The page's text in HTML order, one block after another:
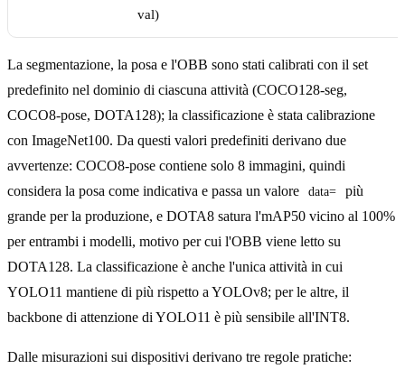
val)
La segmentazione, la posa e l'OBB sono stati calibrati con il set
predefinito nel dominio di ciascuna attività (COCO128-seg,
COCO8-pose, DOTA128); la classificazione è stata calibrazione
con ImageNet100. Da questi valori predefiniti derivano due
avvertenze: COCO8-pose contiene solo 8 immagini, quindi
considera la posa come indicativa e passa un valore
data=
più
grande per la produzione, e DOTA8 satura l'mAP50 vicino al 100%
per entrambi i modelli, motivo per cui l'OBB viene letto su
DOTA128. La classificazione è anche l'unica attività in cui
YOLO11 mantiene di più rispetto a YOLOv8; per le altre, il
backbone di attenzione di YOLO11 è più sensibile all'INT8.
Dalle misurazioni sui dispositivi derivano tre regole pratiche: